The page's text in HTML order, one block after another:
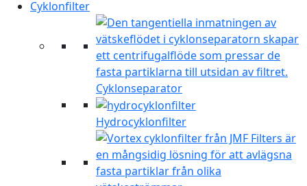
Cyklonfilter
Cyklonseparator
Hydrocyklonfilter